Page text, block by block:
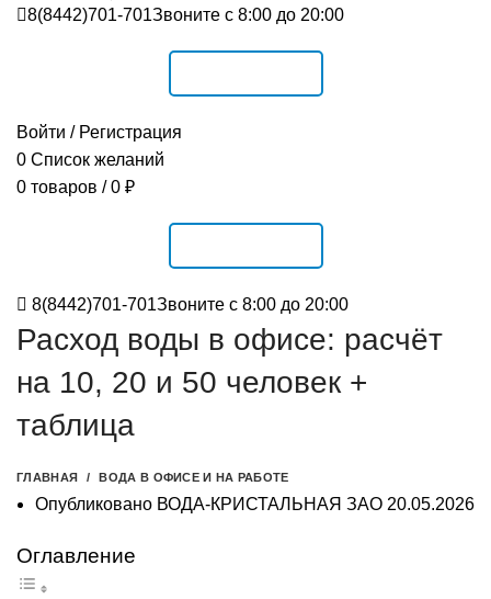
8(8442)701-701Звоните с 8:00 до 20:00
Войти / Регистрация
0 Список желаний
0 товаров / 0 ₽
8(8442)701-701Звоните с 8:00 до 20:00
Расход воды в офисе: расчёт
на 10, 20 и 50 человек +
таблица
ГЛАВНАЯ ВОДА В ОФИСЕ И НА РАБОТЕ
Опубликовано ВОДА-КРИСТАЛЬНАЯ ЗАО 20.05.2026
Оглавление